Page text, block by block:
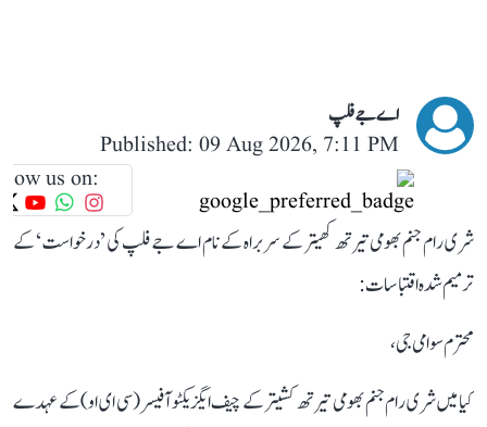
اے جے فلپ
Published: 09 Aug 2026, 7:11 PM
us on:
شری رام جنم بھومی تیرتھ کھیتر کے سربراہ کے نام اے جے فلپ کی ’درخواست‘ کے
ترمیم شدہ اقتباسات:
محترم سوامی جی،
کیا میں شری رام جنم بھومی تیرتھ کشیتر کے چیف ایگزیکٹو آفیسر (سی ای او) کے عہدے